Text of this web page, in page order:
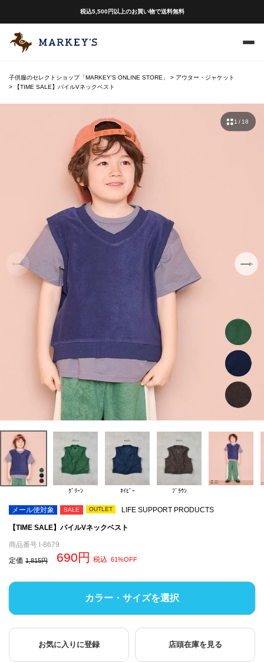
税込5,500円以上のお買い物で送料無料
子供服のセレクトショップ「MARKEY'S ONLINE STORE」
アウター・ジャケット
【TIME SALE】パイルVネックベスト
ｸﾞﾘｰﾝ ﾈｲﾋﾞｰ ﾌﾞﾗｳﾝ
1 / 18
メール便対象 SALE OUTLET LIFE SUPPORT PRODUCTS
【TIME SALE】パイルVネックベスト
商品番号 l-8679
定価 1,815 690 税込 61%OFF
カラー・サイズを選択
お気に入りに登録 店頭在庫を見る